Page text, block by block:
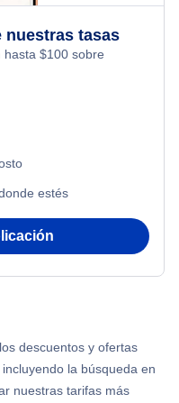
nuestras tasas
hasta $100 sobre
estés
descuentos y ofertas
la búsqueda en
nuestras tarifas más